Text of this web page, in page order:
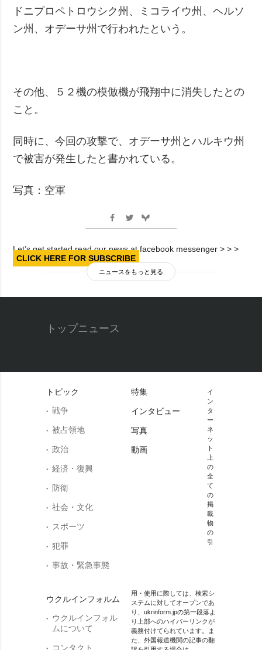
ドニプロペトロウシク州、ミコライウ州、ヘルソ
ン州、オデーサ州で行われたという。
その他、５２機の模倣機が飛翔中に消失したとの
こと。
同時に、今回の攻撃で、オデーサ州とハルキウ州
で被害が発生したと書かれている。
写真：空軍
Let’s get started read our news at facebook messenger > > >
CLICK HERE FOR SUBSCRIBE
ニュースをもっと見る
トップニュース
トピック
戦争
被占領地
政治
経済・復興
防衛
社会・文化
スポーツ
犯罪
事故・緊急事態
ウクルインフォルム
ウクルインフォル
ムについて
コンタクト
特集
インタビュー
写真
動画
イ
ン
タ
ー
ネ
ッ
ト
上
の
全
て
の
掲
載
物
の
引
用・使用に際しては、検索シ
ステムに対してオープンであ
り、ukrinform.jpの第一段落よ
り上部へのハイパーリンクが
義務付けてられています。ま
た、外国報道機関の記事の翻